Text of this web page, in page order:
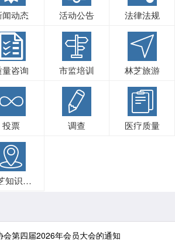
闻动态 活动公告 法律法规
量咨询 市监培训 林芝旅游
投票 调查 医疗质量
林芝知识产权
会第四届2026年会员大会的通知